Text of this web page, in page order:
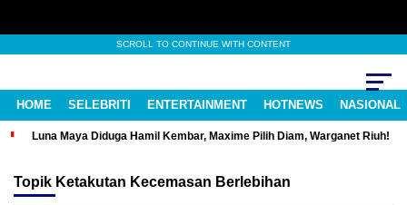
SCROLL TO CONTINUE WITH CONTENT
HOME SELEBRITI ENTERTAINMENT HOTNEWS NASIONAL
Luna Maya Diduga Hamil Kembar, Maxime Pilih Diam, Warganet Riuh!
Topik Ketakutan Kecemasan Berlebihan